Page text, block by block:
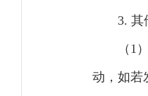
3. 其
（1
动，如若